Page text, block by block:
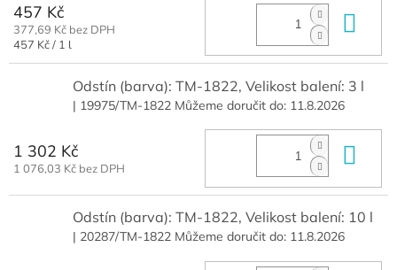
457 Kč
377,69 Kč bez DPH
Měrná
cena:
457 Kč / 1 l
Odstín (barva): TM-1822, Velikost balení: 3 l
| 19975/TM-1822 Můžeme doručit do: 11.8.2026
1 302 Kč
1 076,03 Kč bez DPH
Odstín (barva): TM-1822, Velikost balení: 10 l
| 20287/TM-1822 Můžeme doručit do: 11.8.2026